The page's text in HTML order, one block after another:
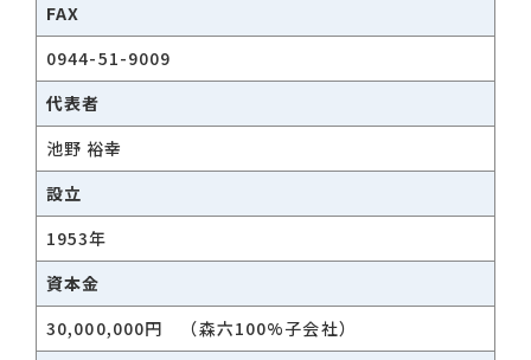
FAX
0944-51-9009
代表者
池野 裕幸
設立
1953年
資本金
30,000,000円 （森六100%子会社）